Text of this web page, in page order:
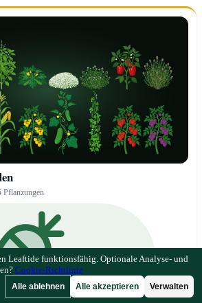
Pflanzungen
Leaftide funktionsfähig. Optionale Analyse- und
Cookie-Richtlinie
Alle ablehnen Alle akzeptieren Verwalten